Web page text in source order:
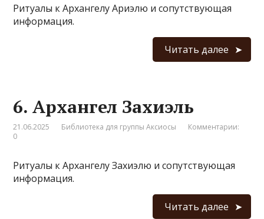
Ритуалы к Архангелу Ариэлю и сопутствующая
информация.
Читать далее
6. Архангел Захиэль
21.06.2025 Библиотека для группы Аксиосы
Комментарии:
0
Ритуалы к Архангелу Захиэлю и сопутствующая
информация.
Читать далее